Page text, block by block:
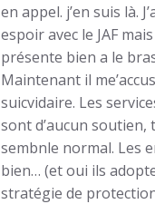
en appel. j’en suis là.
espoir avec le JAF
présente bien a le
Maintenant il
suicvidaire. Les
sont d’aucun
sembnle normal. Les
bien… (et oui ils
stratégie de